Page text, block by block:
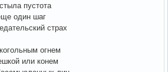
пустота
один шаг
страх
огнем
или конем